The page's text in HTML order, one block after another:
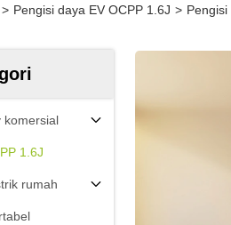
> Pengisi daya EV OCPP 1.6J >
komersial
1.6J
rumah